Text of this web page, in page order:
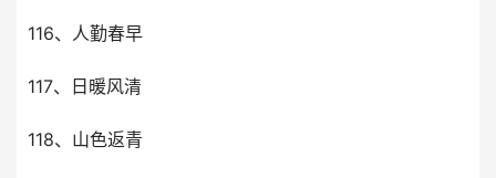
116、人勤春早
117、日暖风清
118、山色返青